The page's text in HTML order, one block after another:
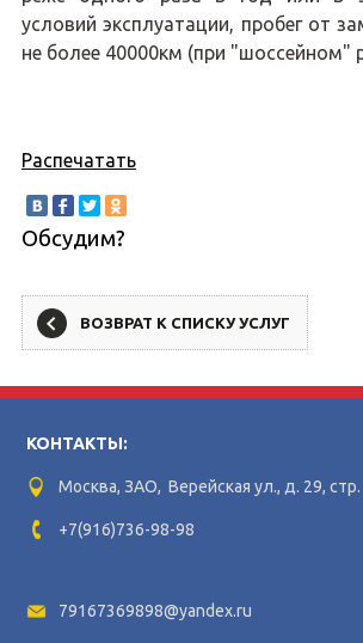
условий эксплуатации, пробег от
не более 40000км (при "шоссейном"
Распечатать
Обсудим?
ВОЗВРАТ К СПИСКУ УСЛУГ
КОНТАКТЫ:
Москва, ЗАО, Верейская ул., д. 29, стр.
+7(916)736-98-98
79167369898@yandex.ru